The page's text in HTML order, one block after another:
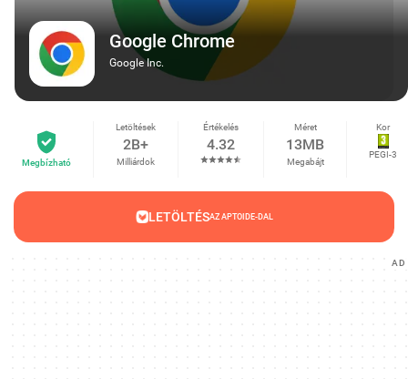
Google Chrome
Google Inc.
Megbízható
Letöltések
2B+
Milliárdok
Értékelés
4.32
Méret
13MB
Megabájt
Kor
PEGI-3
LETÖLTÉSAZ APTOIDE-DAL
AD